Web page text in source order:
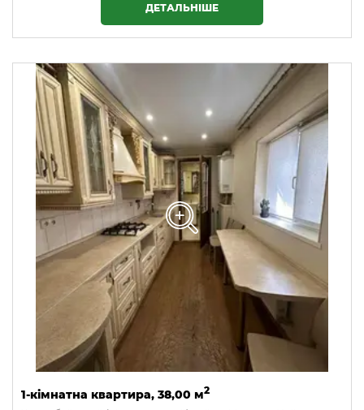
ДЕТАЛЬНІШЕ
1-кімнатна квартира, 38,00 м2